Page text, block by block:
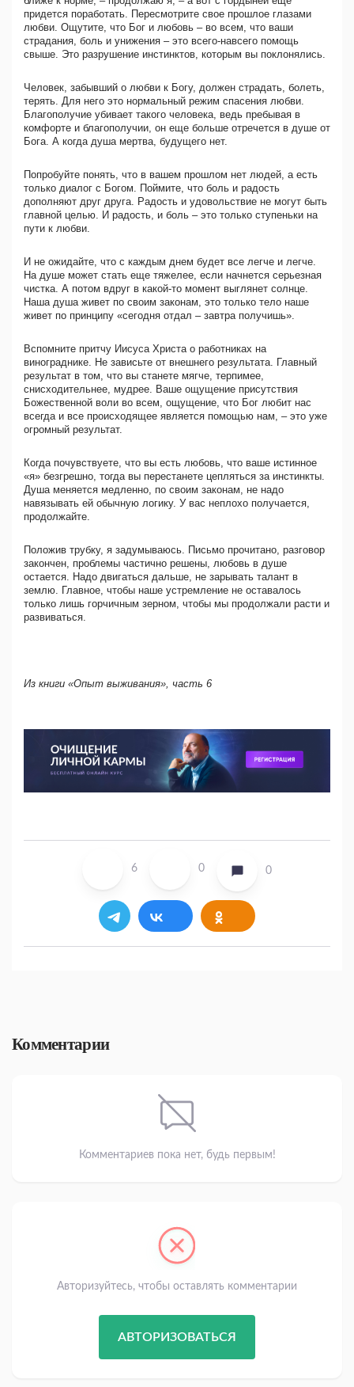
придется поработать. Пересмотрите свое прошлое глазами
любви. Ощутите, что Бог и любовь – во всем, что ваши
страдания, боль и унижения – это всего-навсего помощь
свыше. Это разрушение инстинктов, которым вы поклонялись.
Человек, забывший о любви к Богу, должен страдать, болеть,
терять. Для него это нормальный режим спасения любви.
Благополучие убивает такого человека, ведь пребывая в
комфорте и благополучии, он еще больше отречется в душе от
Бога. А когда душа мертва, будущего нет.
Попробуйте понять, что в вашем прошлом нет людей, а есть
только диалог с Богом. Поймите, что боль и радость
дополняют друг друга. Радость и удовольствие не могут быть
главной целью. И радость, и боль – это только ступеньки на
пути к любви.
И не ожидайте, что с каждым днем будет все легче и легче.
На душе может стать еще тяжелее, если начнется серьезная
чистка. А потом вдруг в какой-то момент выглянет солнце.
Наша душа живет по своим законам, это только тело наше
живет по принципу «сегодня отдал – завтра получишь».
Вспомните притчу Иисуса Христа о работниках на
винограднике. Не зависьте от внешнего результата. Главный
результат в том, что вы станете мягче, терпимее,
снисходительнее, мудрее. Ваше ощущение присутствия
Божественной воли во всем, ощущение, что Бог любит нас
всегда и все происходящее является помощью нам, – это уже
огромный результат.
Когда почувствуете, что вы есть любовь, что ваше истинное
«я» безгрешно, тогда вы перестанете цепляться за инстинкты.
Душа меняется медленно, по своим законам, не надо
навязывать ей обычную логику. У вас неплохо получается,
продолжайте.
Положив трубку, я задумываюсь. Письмо прочитано, разговор
закончен, проблемы частично решены, любовь в душе
остается. Надо двигаться дальше, не зарывать талант в
землю. Главное, чтобы наше устремление не оставалось
только лишь горчичным зерном, чтобы мы продолжали расти и
развиваться.
Из книги «Опыт выживания», часть 6
6 0 0
Комментарии
Комментариев пока нет, будь первым!
Авторизуйтесь, чтобы оставлять комментарии
АВТОРИЗОВАТЬСЯ